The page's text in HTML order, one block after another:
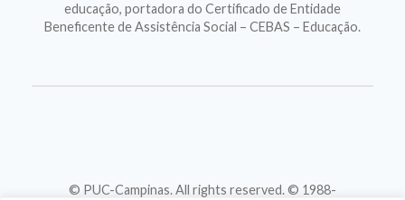
educação, portadora do Certificado de Entidade
Beneficente de Assistência Social – CEBAS – Educação.
© PUC-Campinas. All rights reserved. © 1988-